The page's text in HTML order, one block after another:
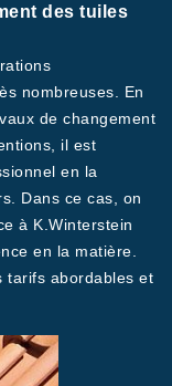
des tuiles
nombreuses. En
de changement
il est
en la
Dans ce cas, on
à K.Winterstein
en la matière.
tarifs abordables et